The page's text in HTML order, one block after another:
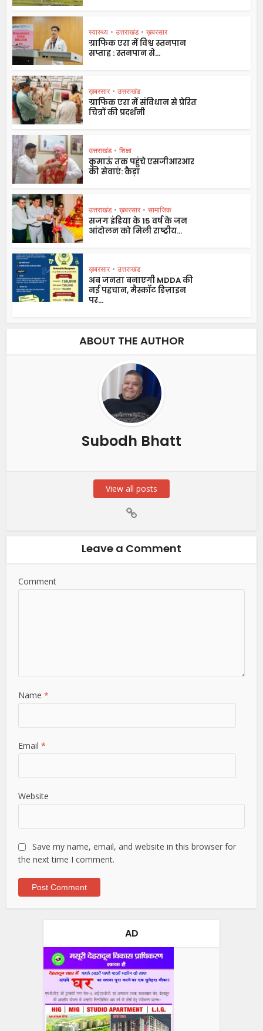
स्वास्थ्य • उत्तराखंड • ख़बरसार
ग्राफिक एरा में विश्व स्तनपान
सप्ताह : स्तनपान से...
ख़बरसार • उत्तराखंड
ग्राफिक एरा में संविधान से प्रेरित
चित्रों की प्रदर्शनी
उत्तराखंड • शिक्षा
कुमाऊं तक पहुंचे एसजीआरआर
की सेवाएं: कैड़ा
उत्तराखंड • ख़बरसार • सामाजिक
सजग इंडिया के 15 वर्ष के जन
आंदोलन को मिली राष्ट्रीय...
ख़बरसार • उत्तराखंड
अब जनता बनाएगी MDDA की
नई पहचान, मैस्कॉट डिज़ाइन
पर...
ABOUT THE AUTHOR
Subodh Bhatt
View all posts
Leave a Comment
Comment
Name*
Email*
Website
Save my name, email, and website in this browser for
the next time I comment.
AD